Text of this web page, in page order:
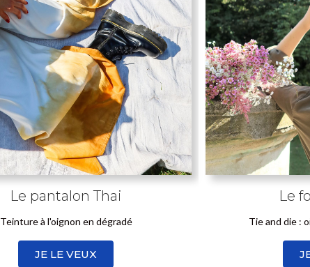
Le pantalon Thai
Teinture à l'oignon en dégradé
JE LE VEUX
Le
Tie and die :